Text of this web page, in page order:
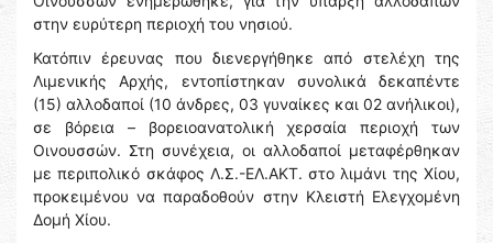
στην ευρύτερη περιοχή του νησιού.
Κατόπιν έρευνας που διενεργήθηκε από στελέχη της
Λιμενικής Αρχής, εντοπίστηκαν συνολικά δεκαπέντε
(15) αλλοδαποί (10 άνδρες, 03 γυναίκες και 02 ανήλικοι),
σε βόρεια – βορειοανατολική χερσαία περιοχή των
Οινουσσών. Στη συνέχεια, οι αλλοδαποί μεταφέρθηκαν
με περιπολικό σκάφος Λ.Σ.-ΕΛ.ΑΚΤ. στο λιμάνι της Χίου,
προκειμένου να παραδοθούν στην Κλειστή Ελεγχομένη
Δομή Χίου.